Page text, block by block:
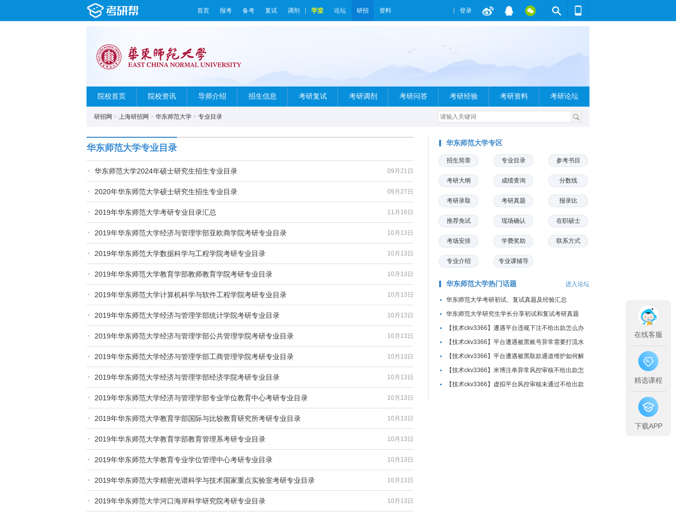
首页 报考 备考 复试 调剂 学堂 论坛 研招 资料 登录
院校首页 院校资讯 导师介绍 招生信息 考研复试 考研调剂 考研问答 考研经验 考研资料 考研论坛
研招网 > 上海研招网 > 华东师范大学 > 专业目录
华东师范大学专业目录
09月21日
华东师范大学2024年硕士研究生招生专业目录
09月27日
2020年华东师范大学硕士研究生招生专业目录
11月16日
2019年华东师范大学考研专业目录汇总
10月13日
2019年华东师范大学经济与管理学部亚欧商学院考研专业目录
10月13日
2019年华东师范大学数据科学与工程学院考研专业目录
10月13日
2019年华东师范大学教育学部教师教育学院考研专业目录
10月13日
2019年华东师范大学计算机科学与软件工程学院考研专业目录
10月13日
2019年华东师范大学经济与管理学部统计学院考研专业目录
10月13日
2019年华东师范大学经济与管理学部公共管理学院考研专业目录
10月13日
2019年华东师范大学经济与管理学部工商管理学院考研专业目录
10月13日
2019年华东师范大学经济与管理学部经济学院考研专业目录
10月13日
2019年华东师范大学经济与管理学部专业学位教育中心考研专业目录
10月13日
2019年华东师范大学教育学部国际与比较教育研究所考研专业目录
10月13日
2019年华东师范大学教育学部教育管理系考研专业目录
10月13日
2019年华东师范大学教育专业学位管理中心考研专业目录
10月13日
2019年华东师范大学精密光谱科学与技术国家重点实验室考研专业目录
10月13日
2019年华东师范大学河口海岸科学研究院考研专业目录
华东师范大学专区
招生简章 专业目录 参考书目
考研大纲 成绩查询 分数线
考研录取 考研真题 报录比
推荐免试 现场确认 在职硕士
考场安排 学费奖助 联系方式
专业介绍 专业课辅导
华东师范大学热门话题 进入论坛
华东师范大学考研初试、复试真题及经验汇总
华东师范大学研究生学长分享初试和复试考研真题
【技术ckv3366】遭遇平台违规下注不给出款怎么办
【技术ckv3366】平台遭遇被黑账号异常需要打流水
怎么办
【技术ckv3366】平台遭遇被黑取款通道维护如何解
决【技术ckv3366】米博注单异常风控审核不给出款怎
么办
【技术ckv3366】虚拟平台风控审核未通过不给出款
在线客服
精选课程
下载APP